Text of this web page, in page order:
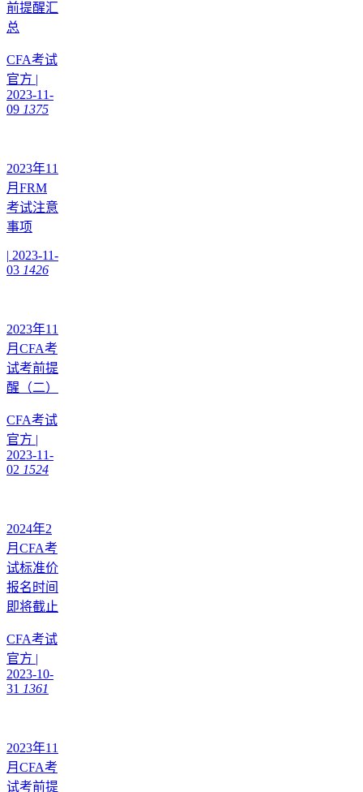
前提醒汇
总
CFA考试
官方 |
2023-11-
09 1375
2023年11
月FRM
考试注意
事项
| 2023-11-
03 1426
2023年11
月CFA考
试考前提
醒（二）
CFA考试
官方 |
2023-11-
02 1524
2024年2
月CFA考
试标准价
报名时间
即将截止
CFA考试
官方 |
2023-10-
31 1361
2023年11
月CFA考
试考前提